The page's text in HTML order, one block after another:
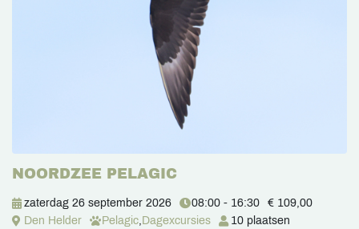
NOORDZEE PELAGIC
zaterdag 26 september 2026 08:00 - 16:30
€ 109,00
Den Helder
Pelagic Dagexcursies 10 plaatsen